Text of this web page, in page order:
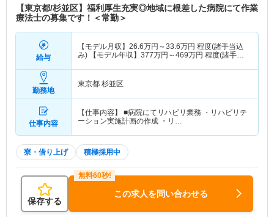
【東京都/杉並区】福利厚生充実◎地域に根差した病院にて作業
療法士の募集です！＜常勤＞
給与
【モデル月収】 26.6万円～33.6万円 程度(諸手当込
み) 【モデル年収】 377万円～469万円 程度(諸手当
勤務地
東京都 杉並区
仕事内容
【仕事内容】 ■病院にてリハビリ業務 ・リハビリテ
ーション実施計画の作成 ・リ…
寮・借り上げ 積極採用中
保存する
この求人を問い合わせる